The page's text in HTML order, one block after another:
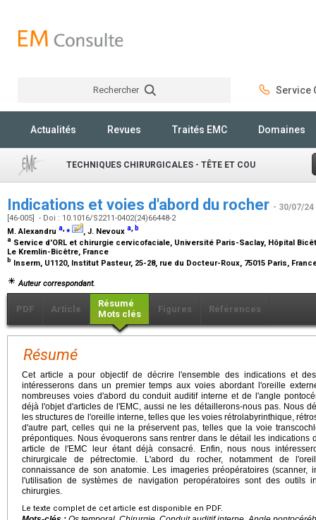
Rechercher Service
Actualités Revues Traités EMC Domaines
TECHNIQUES CHIRURGICALES - TÊTE ET COU
Indications et voies d'abord du rocher - 30/07/24
[46-005] - Doi : 10.1016/S2211-0402(24)66448-2
M. Alexandru a,⁎ , J. Nevoux a, b
a Service d'ORL et chirurgie cervicofaciale, Université Paris-Saclay, Hôpital
Le Kremlin-Bicêtre, France
b Inserm, U1120, Institut Pasteur, 25-28, rue du Docteur-Roux, 75015 Paris,
Auteur correspondant.
PDF Article
Résumé
Mots clés
Figures Références
Résumé
Cet article a pour objectif de décrire l'ensemble des indications et
intéresserons dans un premier temps aux voies abordant l'oreille
nombreuses voies d'abord du conduit auditif interne et de l'angle
déjà l'objet d'articles de l'EMC, aussi ne les détaillerons-nous pas. Nous
les structures de l'oreille interne, telles que les voies rétrolabyrinthique,
d'autre part, celles qui ne la préservent pas, telles que la voie
prépontiques. Nous évoquerons sans rentrer dans le détail les indications
article de l'EMC leur étant déjà consacré. Enfin, nous nous
chirurgicale de pétrectomie. L'abord du rocher, notamment de
connaissance de son anatomie. Les imageries préopératoires (scanner,
l'utilisation de systèmes de navigation peropératoires sont des outils
chirurgies.
Le texte complet de cet article est disponible en PDF.